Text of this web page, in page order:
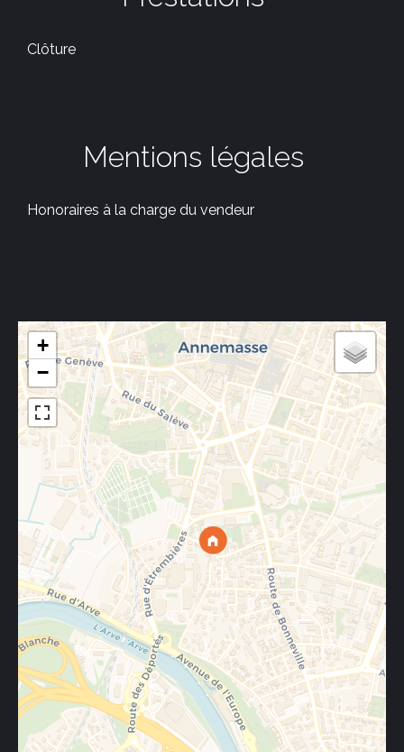
Clôture
Mentions légales
Honoraires à la charge du vendeur
+
−